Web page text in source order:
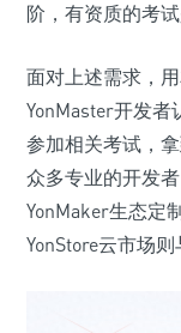
阶，有资质的考试
面对上述需求，
YonMaster开发
参加相关考试，
众多专业的开发
YonMaker生态定
YonStore云市场